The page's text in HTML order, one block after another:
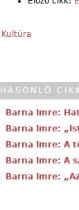
Kultúra
HASONLÓ
Barna Imre:
Barna Imre:
Barna Imre: A
Barna Imre: A
Barna Imre: